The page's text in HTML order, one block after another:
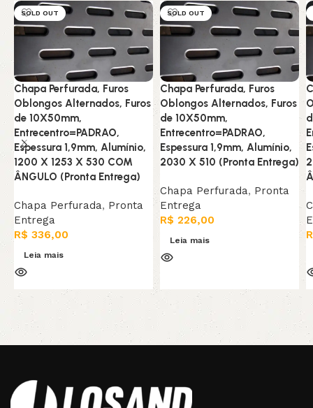
SOLD OUT
Chapa Perfurada, Furos
Oblongos Alternados, Furos
de 10X50mm,
Entrecentro=PADRAO,
Espessura 1,9mm, Alumínio,
1200 X 1253 X 530 COM
ÂNGULO (Pronta Entrega)
Chapa Perfurada, Pronta
Entrega
R$ 336,00
Leia mais
SOLD OUT
Chapa Perfurada, Furos
Oblongos Alternados, Furos
de 10X50mm,
Entrecentro=PADRAO,
Espessura 1,9mm, Alumínio,
2030 X 510 (Pronta Entrega)
Chapa Perfurada, Pronta
Entrega
R$ 226,00
Leia mais